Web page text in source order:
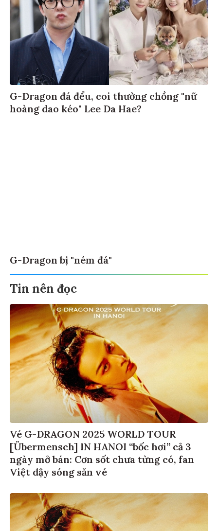
G-Dragon đá đểu, coi thường chồng "nữ
hoàng dao kéo" Lee Da Hae?
G-Dragon bị "ném đá"
Tin nên đọc
Vé G-DRAGON 2025 WORLD TOUR
[Übermensch] IN HANOI “bốc hơi” cả 3
ngày mở bán: Cơn sốt chưa từng có, fan
Việt dậy sóng săn vé